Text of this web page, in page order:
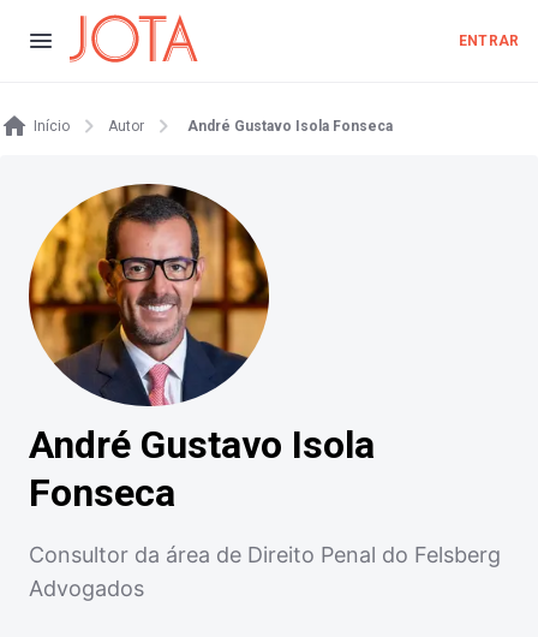
ENTRAR
Início Autor André Gustavo Isola Fonseca
André Gustavo Isola
Fonseca
Consultor da área de Direito Penal do Felsberg
Advogados